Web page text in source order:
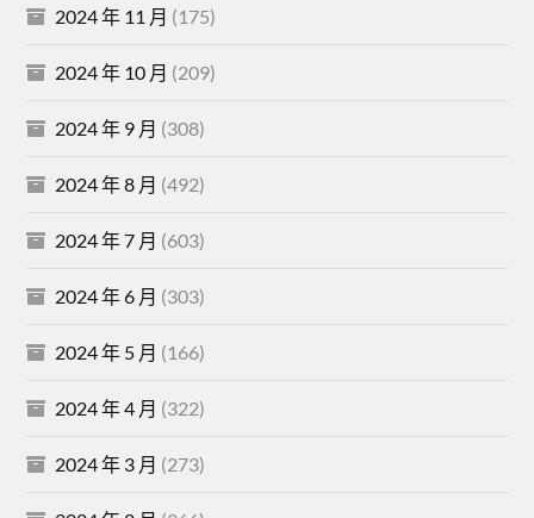
2024 年 11 月 (175)
2024 年 10 月 (209)
2024 年 9 月 (308)
2024 年 8 月 (492)
2024 年 7 月 (603)
2024 年 6 月 (303)
2024 年 5 月 (166)
2024 年 4 月 (322)
2024 年 3 月 (273)